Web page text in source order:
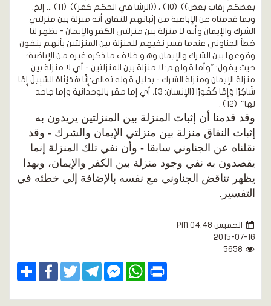
بعضكم رقاب بعض)) (10) ، ((الرشا في الحكم كفر)) (11)
... إلخ.
وبما قدمناه عن الإباضية من إثباتهم للنفاق أنه منزلة بين منزلتي
الشرك والإيمان وأنه لا منزلة بين منزلتي الكفر والإيمان - يظهر لنا
خطأ الجناوني عندما فسر نفيهم للمنزلة بين المنزلتين بأنهم ينفون
وقوعها بين الشرك والإيمان وهو خلاف ما ذكره غيره من الإباضية؛
حيث يقول: "وأما قولهم: لا منزلة بين المنزلتين - أي لا منزلة بين
منزلة الإيمان ومنزلة الشرك - بدليل قوله تعالى: إِنَّا هَدَيْنَاهُ السَّبِيلَ إِمَّا
شَاكِرًا وَإِمَّا كَفُورًا [الإنسان: 3]
, أي إما مقر بالوحدانية وإما جاحد
لها" (12)
.
وقد قدمنا أن إثبات المنزلة بين المنزلتين يريدون به
إثبات النفاق منزلة بين منزلتي الإيمان والشرك - وقد
نقلناه عن الجناوني سابقا - وأن نفي تلك المنزلة إنما
يقصدون به نفي وجود منزلة بين الكفر والإيمان، وبهذا
يظهر تناقض الجناوني مع نفسه بالإضافة إلى خطئه في
التفسير.
الخميس PM 04:48
2015-07-16
Share
FacebookTwitterTelegramFacebook
Messenger
WhatsApp Print